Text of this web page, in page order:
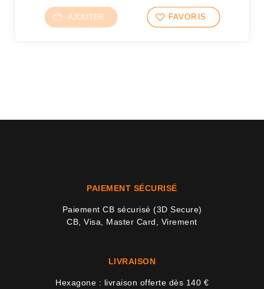
AJOUTER FAVORIS
PAIEMENT SÉCURISÉ
Paiement CB sécurisé (3D Secure)
CB, Visa, Master Card, Virement
LIVRAISON
Hexagone : livraison offerte dès 140 €